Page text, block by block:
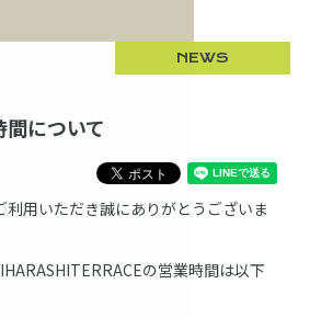
NEWS
について
利用いただき誠にありがとうございま
の営業時間は以下